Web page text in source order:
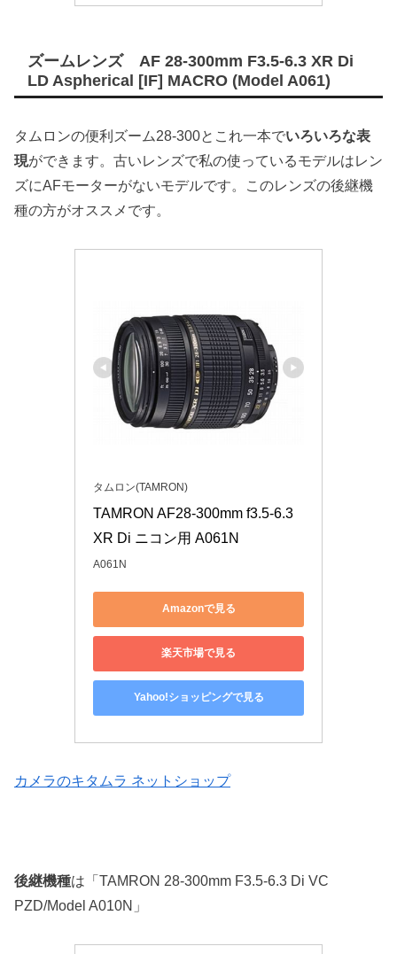
ズームレンズ AF 28-300mm F3.5-6.3 XR Di
LD Aspherical [IF] MACRO (Model A061)
タムロンの便利ズーム28-300とこれ一本でいろいろな表
現ができます。古いレンズで私の使っているモデルはレン
ズにAFモーターがないモデルです。このレンズの後継機
種の方がオススメです。
タムロン(TAMRON)
TAMRON AF28-300mm f3.5-6.3
XR Di ニコン用 A061N
A061N
Amazonで見る
楽天市場で見る
Yahoo!ショッピングで見る
カメラのキタムラ ネットショップ
後継機種は「TAMRON 28-300mm F3.5-6.3 Di VC
PZD/Model A010N」